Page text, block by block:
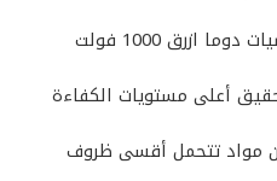
## لماذا تختار مروحة مجفيف ارضيات دوما ازرق 1000 فولت
أعلى مستويات الكفاءة
مواد تتحمل أقسى ظروف